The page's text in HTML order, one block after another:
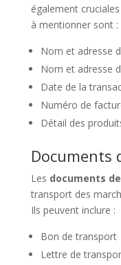
également
à mentionner sont :
Nom et adresse
Nom et adresse
Date de la
Numéro de
Détail des
Documents
Les documents
transport des
Ils peuvent inclure :
Bon de transport
Lettre de